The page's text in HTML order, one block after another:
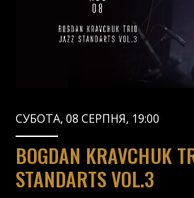
СУБОТА, 08 СЕРПНЯ, 19:00
BOGDAN KRAVCHUK
STANDARTS VOL.3